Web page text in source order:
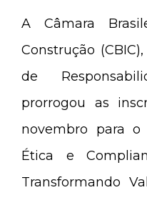
A Câmara
Construção
de
prorrogou as
novembro para o
Ética e
Transformando